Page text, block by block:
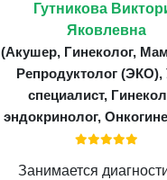
Гутникова
Яковлевна
(Акушер, Гинеколог,
Репродуктолог (ЭКО),
специалист,
эндокринолог,
Занимается